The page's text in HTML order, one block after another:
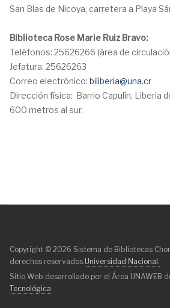
San Blas de Nicoya, carretera a Playa
Biblioteca Rose Marie Ruiz Bravo:
Teléfonos: 25626266 (área de
Jefatura: 25626263
Correo electrónico: biliberia@una.cr
Dirección física: Barrio Capulín, Liberia
600 metros al sur.
Copyright © 2026 Sistema de Bibliotecas
derechos reservados. Universidad Nacional.
Sitio Web desarrollado por el Área UNAWEB
Tecnológica